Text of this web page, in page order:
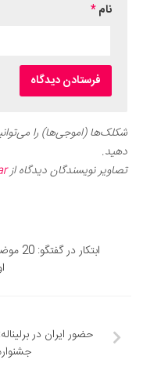
نام*
شکلک‌ها (اموجی‌ها) را
دهید.
تصاویر نویسندگان دیدگاه از
حضور ایران در